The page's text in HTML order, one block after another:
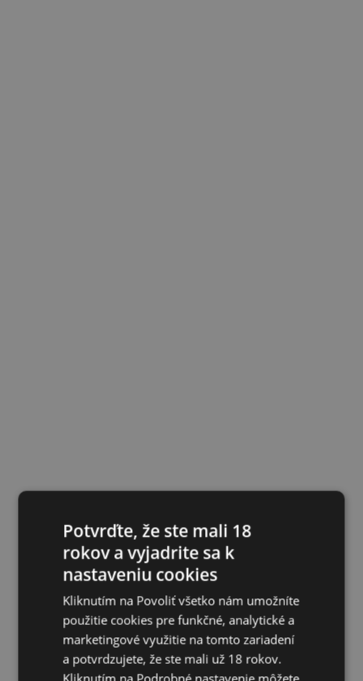
Potvrďte, že ste mali 18
rokov a vyjadrite sa k
nastaveniu cookies
Kliknutím na Povoliť všetko nám umožníte
použitie cookies pre funkčné, analytické a
marketingové využitie na tomto zariadení
a potvrdzujete, že ste mali už 18 rokov.